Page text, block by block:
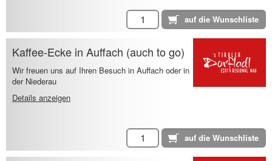
Kaffee-Ecke in Auffach (auch to go)
Wir freuen uns auf Ihren Besuch in Auffach oder in
der Niederau
Details anzeigen